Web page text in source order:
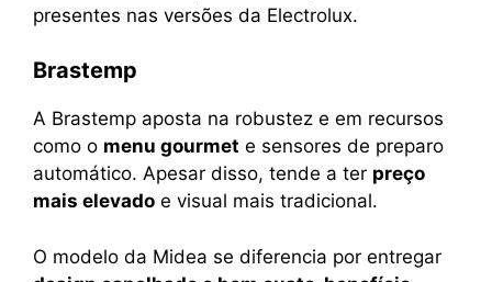
presentes nas versões da Electrolux.
Brastemp
A Brastemp aposta na robustez e em recursos
como o menu gourmet e sensores de preparo
automático. Apesar disso, tende a ter preço
mais elevado e visual mais tradicional.
O modelo da Midea se diferencia por entregar